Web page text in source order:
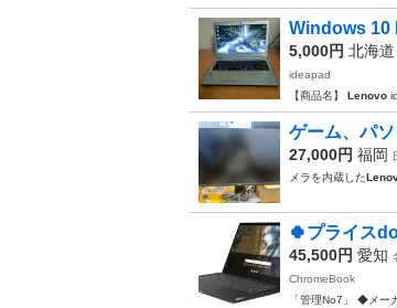
Windows 10
5,000円 北海道
ideapad
​【商品名】 Lenovo
ゲーム、パ
27,000円 福岡
メラを内蔵した
🍀プライス
45,500円 愛知
ChromeBook
「管理No7」 ◆メー